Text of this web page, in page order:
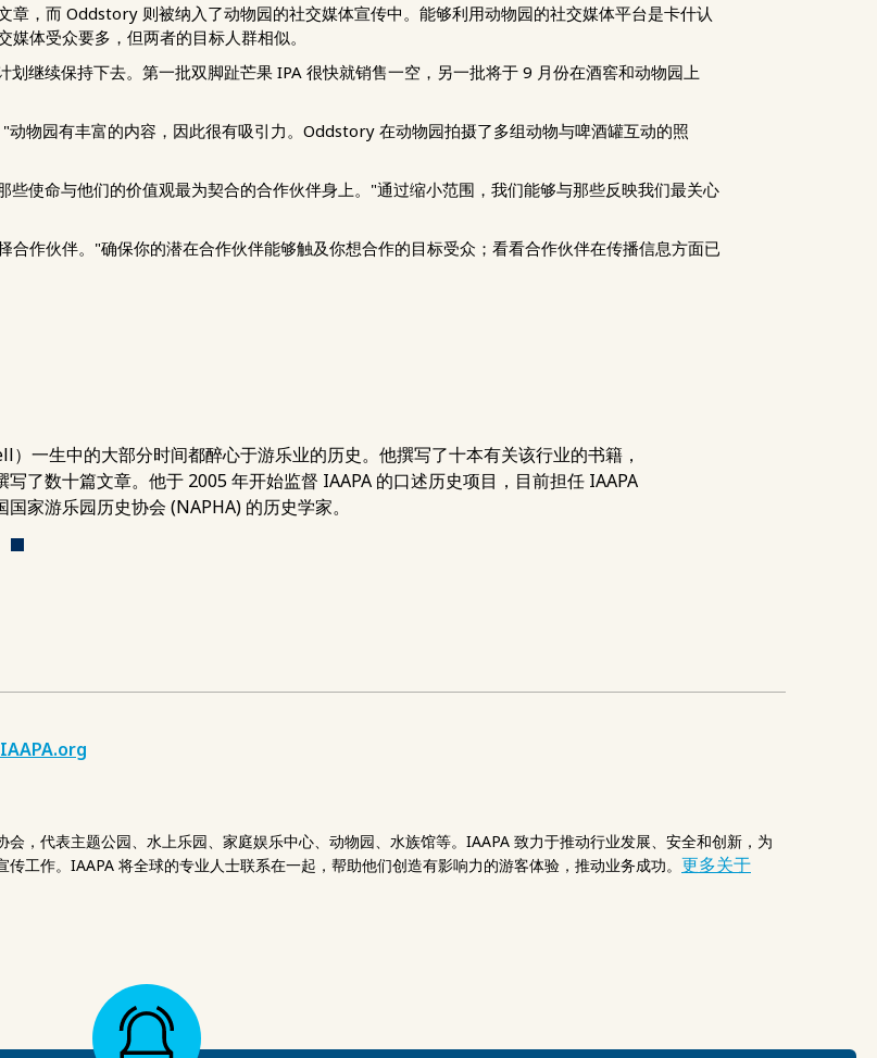
，而 Oddstory 则被纳入了动物园的社交媒体宣传中。能够利用动物园的社交媒体平台是卡什认
体受众要多，但两者的目标人群相似。
继续保持下去。第一批双脚趾芒果 IPA 很快就销售一空，另一批将于 9 月份在酒窖和动物园上
物园有丰富的内容，因此很有吸引力。Oddstory 在动物园拍摄了多组动物与啤酒罐互动的照
使命与他们的价值观最为契合的合作伙伴身上。"通过缩小范围，我们能够与那些反映我们最关心
作伙伴。"确保你的潜在合作伙伴能够触及你想合作的目标受众；看看合作伙伴在传播信息方面已
一生中的大部分时间都醉心于游乐业的历史。他撰写了十本有关该行业的书籍，
了数十篇文章。他于 2005 年开始监督 IAAPA 的口述历史项目，目前担任 IAAPA
家游乐园历史协会 (NAPHA) 的历史学家。
会，代表主题公园、水上乐园、家庭娱乐中心、动物园、水族馆等。IAAPA 致力于推动行业发展、安全和创新，为
工作。IAAPA 将全球的专业人士联系在一起，帮助他们创造有影响力的游客体验，推动业务成功。 更多关于